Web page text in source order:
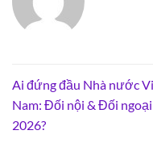
Ai đứng đầu Nhà nước
Nam: Đối nội & Đối ngoại
2026?